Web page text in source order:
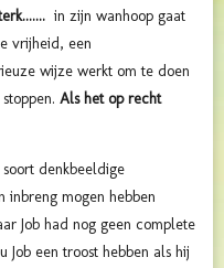
in zijn wanhoop gaat
vrijheid, een
wijze werkt om te doen
Als het op recht
denkbeeldige
inbreng mogen hebben
Job had nog geen complete
een troost hebben als hij